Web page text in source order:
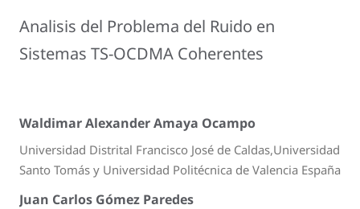
Analisis del Problema del Ruido en
Sistemas TS-OCDMA Coherentes
Waldimar Alexander Amaya Ocampo
Universidad Distrital Francisco José de Caldas,Universidad
Santo Tomás y Universidad Politécnica de Valencia España
Juan Carlos Gómez Paredes